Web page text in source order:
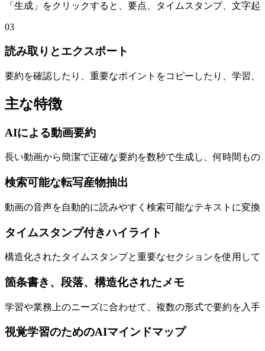
「生成」をクリックすると、要点、タイムスタンプ、文字
03
読み取りとエクスポート
要約を確認したり、重要なポイントをコピーしたり、学習
主な特徴
AIによる動画要約
長い動画から簡潔で正確な要約を数秒で生成し、何時間もの
検索可能な転写産物抽出
動画の音声を自動的に読みやすく検索可能なテキストに変換
タイムスタンプ付きハイライト
構造化されたタイムスタンプと重要なセクションを使用し
箇条書き、段落、構造化されたメモ
学習や業務上のニーズに合わせて、複数の形式で要約を入手
視覚学習のためのAIマインドマップ